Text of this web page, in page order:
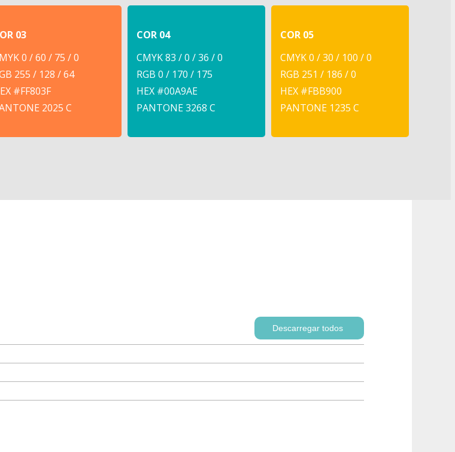
03
0 / 60 / 75 / 0
255 / 128 / 64
#FF803F
2025 C
COR 04
CMYK 83 / 0 / 36 / 0
RGB 0 / 170 / 175
HEX #00A9AE
PANTONE 3268 C
COR 05
CMYK 0 / 30 / 100 / 0
RGB 251 / 186 / 0
HEX #FBB900
PANTONE 1235 C
Descarregar todos